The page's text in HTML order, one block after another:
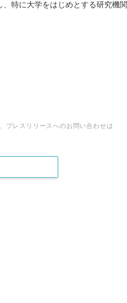
特に大学をはじめとする研究機関
プレスリリースへのお問い合わせは